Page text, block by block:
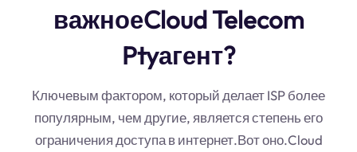
важноеCloud Telecom
Ptyагент?
Ключевым фактором, который делает ISP более
популярным, чем другие, является степень его
ограничения доступа в интернет.Вот оно.Cloud